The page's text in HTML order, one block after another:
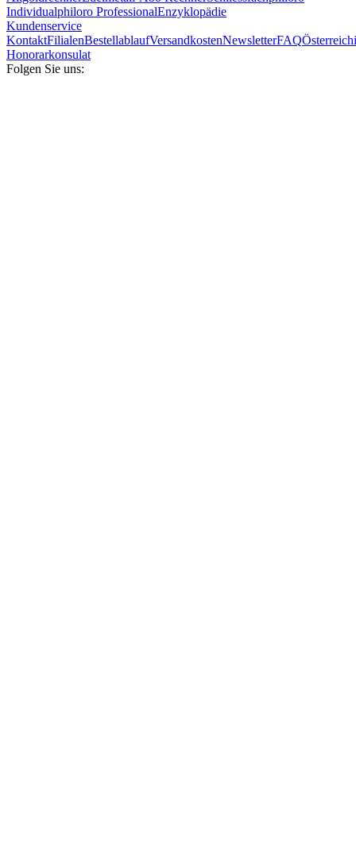
Individualphiloro ProfessionalEnzyklopädie
Kundenservice
KontaktFilialenBestellablaufVersandkostenNewsletterFAQ
Honorarkonsulat
Folgen Sie uns: